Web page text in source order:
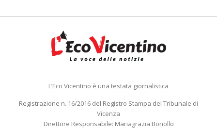
L’Eco Vicentino è una testata giornalistica
Registrazione n. 16/2016 del Registro Stampa del Tribunale di
Vicenza
Direttore Responsabile: Mariagrazia Bonollo